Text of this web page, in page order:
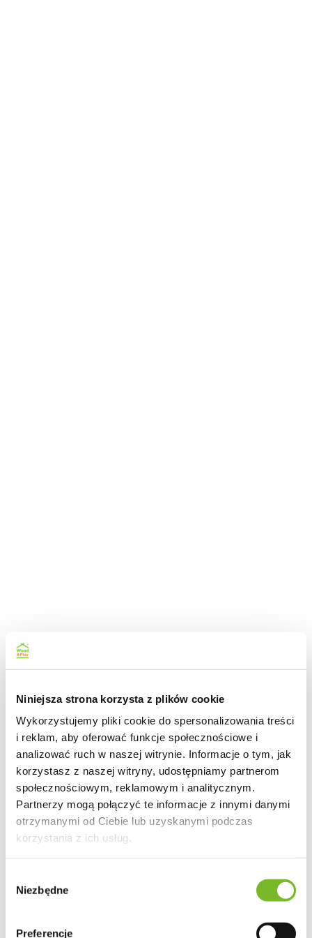
Niniejsza strona korzysta z plików cookie
Wykorzystujemy pliki cookie do spersonalizowania treści
i reklam, aby oferować funkcje społecznościowe i
analizować ruch w naszej witrynie. Informacje o tym, jak
korzystasz z naszej witryny, udostępniamy partnerom
społecznościowym, reklamowym i analitycznym.
Partnerzy mogą połączyć te informacje z innymi danymi
otrzymanymi od Ciebie lub uzyskanymi podczas
korzystania z ich usług.
zgody
Niezbędne
Preferencje